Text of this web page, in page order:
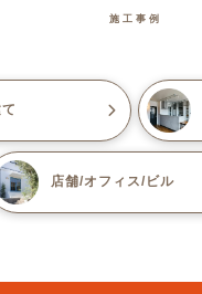
施工事例
店舗/オフィス/ビル